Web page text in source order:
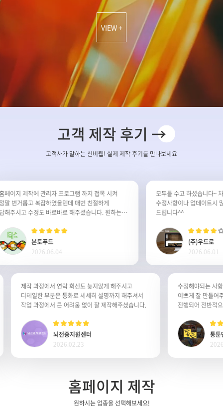
VIEW +
고객 제작 후기 →
고객사가 말하는 신비웹! 실제 제작 후기를 만나보세요
지 제작에 관리자 프로그램 까지 접목 시켜
거롭고 복잡하였을텐데 매번 친절하게
시고 수정도 바로바로 해주셨습니다. 원하는
니다.
본토푸드
2026.06.04
모두들 수고 하셨습니다~ 차후
수정사항이나 업데이트시 많
드립니다^^
(주)우드로
2026.06.01
제작 과정에서 연락 회신도 늦지않게 해주시고
디테일한 부분은 통화로 세세히 설명까지 해주셔서
작업 과정에서 큰 어려움 없이 잘 제작해주셨습니다.
뇌전증지원센터
2026.02.23
수정해야되는
이쁘게 잘 만
홈페이지 제작
원하시는 업종을 선택해보세요!